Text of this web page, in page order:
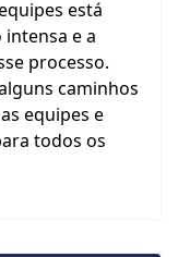
está
e a
processo.
caminhos
equipes e
todos os